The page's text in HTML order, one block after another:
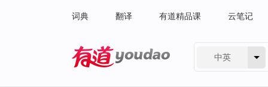
词典 翻译 有道精品课 云笔记
中英